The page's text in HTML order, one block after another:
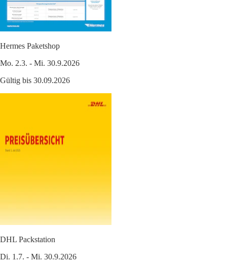
Hermes Paketshop
Mo. 2.3. - Mi. 30.9.2026
Gültig bis 30.09.2026
DHL Packstation
Di. 1.7. - Mi. 30.9.2026